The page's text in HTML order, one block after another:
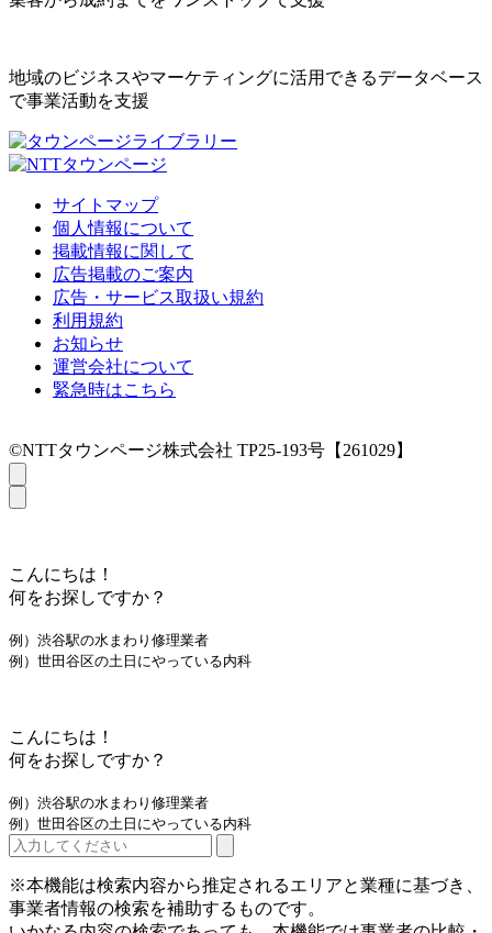
地域のビジネスやマーケティングに活用できるデータベース
で事業活動を支援
サイトマップ
個人情報について
掲載情報に関して
広告掲載のご案内
広告・サービス取扱い規約
利用規約
お知らせ
運営会社について
緊急時はこちら
©NTTタウンページ株式会社 TP25-193号【261029】
こんにちは！
何をお探しですか？
例）渋谷駅の水まわり修理業者
例）世田谷区の土日にやっている内科
こんにちは！
何をお探しですか？
例）渋谷駅の水まわり修理業者
例）世田谷区の土日にやっている内科
※本機能は検索内容から推定されるエリアと業種に基づき、
事業者情報の検索を補助するものです。